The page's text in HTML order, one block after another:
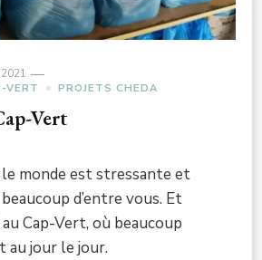
VERT PROJETS CHEDA
Vert
monde est stressante et
d’entre vous. Et
Cap-Vert, où beaucoup
au jour le jour.